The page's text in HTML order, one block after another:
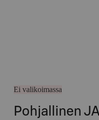
Ei valikoimassa
Pohjallinen